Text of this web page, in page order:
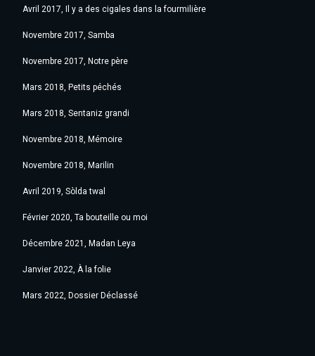
Avril 2017, Il y a des cigales dans la fourmilière
Novembre 2017, Samba
Novembre 2017, Notre père
Mars 2018, Petits péchés
Mars 2018, Sentaniz grandi
Novembre 2018, Mémoire
Novembre 2018, Marilin
Avril 2019, Sòlda twal
Février 2020, Ta bouteille ou moi
Décembre 2021, Madan Leya
Janvier 2022, À la folie
Mars 2022, Dossier Déclassé